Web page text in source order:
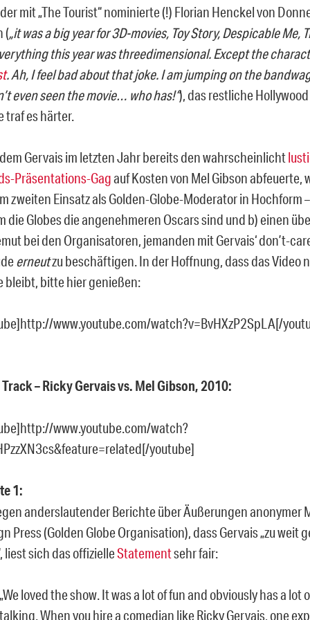
mit „The Tourist“ nominierte (!) Florian Henckel von
(„it was a big year for 3D-movies, Toy Story, Despicable Me,
this year was threedimensional. Except the
. Ah, I feel bad about that joke. I am jumping on the
even seen the movie… who has!“), das restliche
traf es härter.
Gervais im letzten Jahr bereits den wahrscheinlicht
Präsentations-Gagauf Kosten von Mel Gibson abfeuerte,
zweiten Einsatz als Golden-Globe-Moderator in Hochform
die Globes die angenehmeren Oscars sind und b) einen
bei den Organisatoren, jemanden mit Gervais‘ don’t-
erneutzu beschäftigen. In der Hoffnung, dass das Video
bleibt, bitte hier genießen:
www.youtube.com/watch?v=BvHXzP2SpLA[/
– Ricky Gervais vs. Mel Gibson, 2010:
www.youtube.com/watch?
youtube]
1:
anderslautender Berichte über Äußerungen anonymer
Press (Golden Globe Organisation), dass Gervais „zu weit
liest sich das offizielleStatementsehr fair:
„We loved the show. It was a lot of fun and obviously has a lot
talking. When you hire a comedian like Ricky Gervais, one